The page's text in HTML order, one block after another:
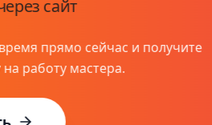
и поменять стекло? Сделаем
в чеке.